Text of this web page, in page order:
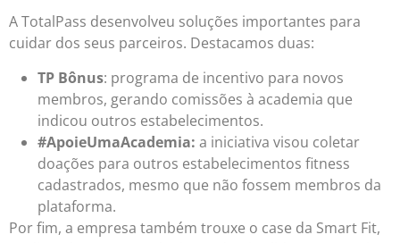
A TotalPass desenvolveu soluções importantes para
cuidar dos seus parceiros. Destacamos duas:
TP Bônus: programa de incentivo para novos
membros, gerando comissões à academia que
indicou outros estabelecimentos.
#ApoieUmaAcademia: a iniciativa visou coletar
doações para outros estabelecimentos fitness
cadastrados, mesmo que não fossem membros da
plataforma.
Por fim, a empresa também trouxe o case da Smart Fit,